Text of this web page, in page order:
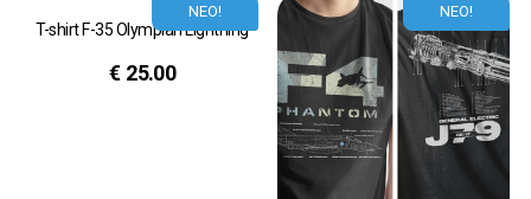
ΝΕΟ!
T-shirt F-35 Olympian Lightning
€ 25.00
ΝΕΟ!